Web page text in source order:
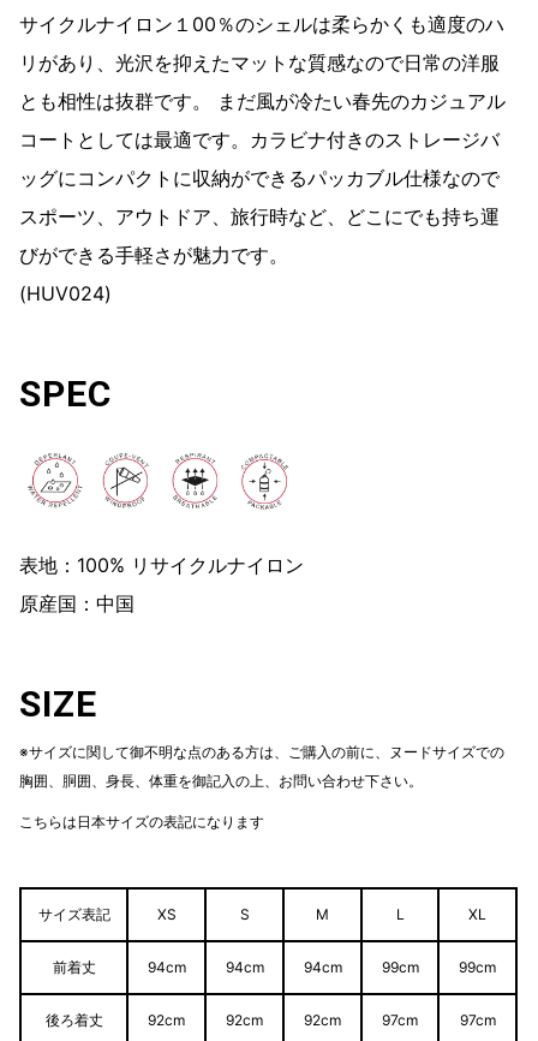
サイクルナイロン１00％のシェルは柔らかくも適度のハ
リがあり、光沢を抑えたマットな質感なので日常の洋服
とも相性は抜群です。 まだ風が冷たい春先のカジュアル
コートとしては最適です。カラビナ付きのストレージバ
ッグにコンパクトに収納ができるパッカブル仕様なので
スポーツ、アウトドア、旅行時など、どこにでも持ち運
びができる手軽さが魅力です。
(HUV024)
SPEC
表地：100% リサイクルナイロン
原産国：中国
SIZE
※サイズに関して御不明な点のある方は、ご購入の前に、ヌードサイズでの
胸囲、胴囲、身長、体重を御記入の上、お問い合わせ下さい。
こちらは日本サイズの表記になります
サイズ表記 XS S M L XL
前着丈 94cm 94cm 94cm 99cm 99cm
後ろ着丈 92cm 92cm 92cm 97cm 97cm